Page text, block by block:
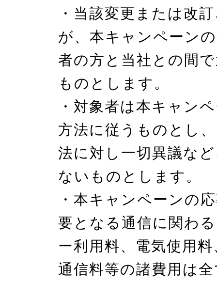
・当該変更または改
が、本キャンペーン
者の方と当社との間
ものとします。
・対象者は本キャン
方法に従うものとし
法に対し一切異議な
ないものとします。
・本キャンペーンの
要となる通信に関わ
ー利用料、電気使用
通信料等の諸費用は